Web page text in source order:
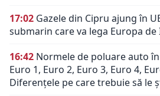
17:02 Gazele din Cipru ajung în
submarin care va lega Europa de
16:42 Normele de poluare auto în
Euro 1, Euro 2, Euro 3, Euro 4,
Diferențele pe care trebuie să le